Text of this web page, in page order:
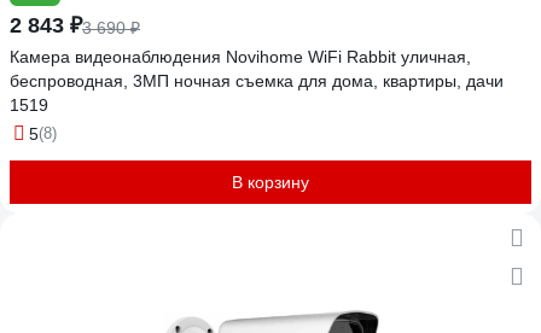
2 843 ₽3 690 ₽
Камера видеонаблюдения Novihome WiFi Rabbit уличная,
беспроводная, 3МП ночная съемка для дома, квартиры, дачи
1519
5(8)
В корзину